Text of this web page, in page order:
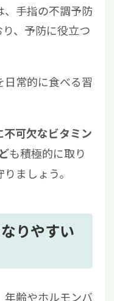
、手指の不調予防
、予防に役立つ
常的に食べる習
可欠なビタミン
も積極的に取り
ましょう。
りやすい
齢やホルモンバ